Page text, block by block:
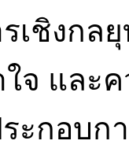
เชิงกล
ใจ แล
ะกอบ